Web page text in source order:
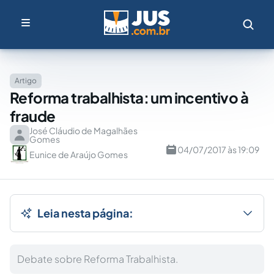
Artigo
Reforma trabalhista: um incentivo à
fraude
José Cláudio de Magalhães
Gomes
Eunice de Araújo Gomes
04/07/2017 às 19:09
Leia nesta página:
Debate sobre Reforma Trabalhista.